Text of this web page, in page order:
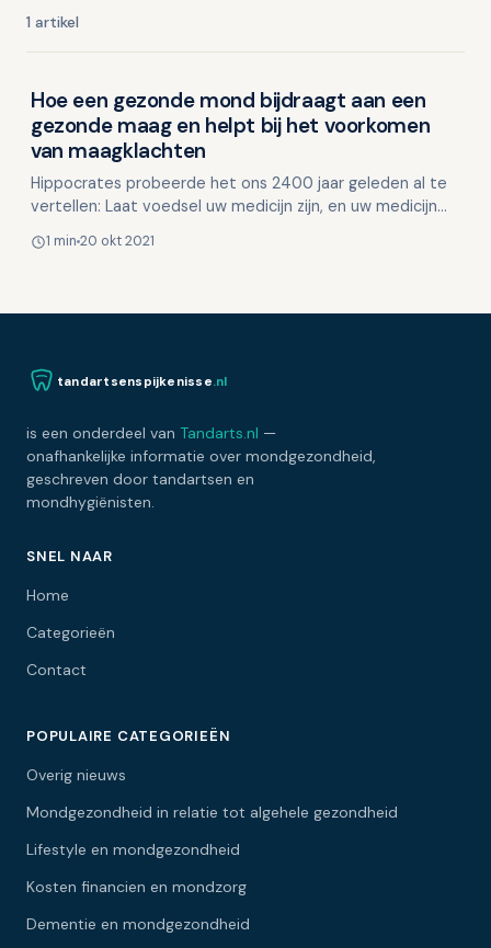
1 artikel
Orthomoleculaire geneeskunde en mondgezondheid
Hoe een gezonde mond bijdraagt aan een
gezonde maag en helpt bij het voorkomen
van maagklachten
Hippocrates probeerde het ons 2400 jaar geleden al te
vertellen: Laat voedsel uw medicijn zijn, en uw medicijn
1 min 20 okt 2021
tandartsenspijkenisse.nl
is een onderdeel van Tandarts.nl —
onafhankelijke informatie over mondgezondheid,
geschreven door tandartsen en
mondhygiënisten.
SNEL NAAR
Home
Categorieën
Contact
POPULAIRE CATEGORIEËN
Overig nieuws
Mondgezondheid in relatie tot algehele gezondheid
Lifestyle en mondgezondheid
Kosten financien en mondzorg
Dementie en mondgezondheid